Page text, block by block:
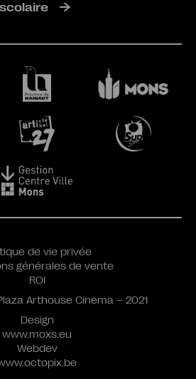
Design
www.moxs.eu
Webdev
de vie privée
générales de vente
ROI
Arthouse Cinema – 2021